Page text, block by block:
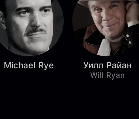
Michael Rye Уилл Райан
Will Ryan